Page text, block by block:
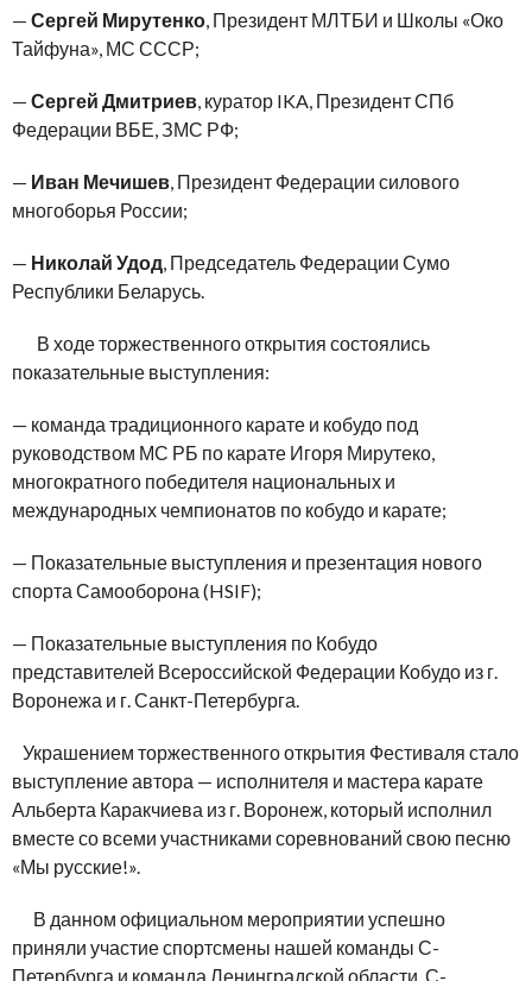
— Сергей Мирутенко, Президент МЛТБИ и Школы «Око
Тайфуна», МС СССР;
— Сергей Дмитриев, куратор IKA, Президент СПб
Федерации ВБЕ, ЗМС РФ;
— Иван Мечишев, Президент Федерации силового
многоборья России;
— Николай Удод, Председатель Федерации Сумо
Республики Беларусь.
В ходе торжественного открытия состоялись
показательные выступления:
— команда традиционного карате и кобудо под
руководством МС РБ по карате Игоря Мирутеко,
многократного победителя национальных и
международных чемпионатов по кобудо и карате;
— Показательные выступления и презентация нового
спорта Самооборона (HSIF);
— Показательные выступления по Кобудо
представителей Всероссийской Федерации Кобудо из г.
Воронежа и г. Санкт-Петербурга.
Украшением торжественного открытия Фестиваля стало
выступление автора — исполнителя и мастера карате
Альберта Каракчиева из г. Воронеж, который исполнил
вместе со всеми участниками соревнований свою песню
«Мы русские!».
В данном официальном мероприятии успешно
приняли участие спортсмены нашей команды С-
Петербурга и команда Ленинградской области. С-